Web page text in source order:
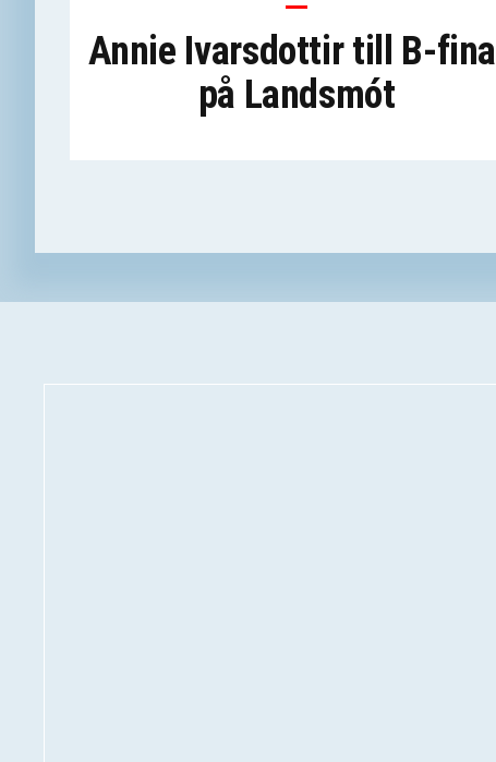
Annie Ivarsdottir till B-final
på Landsmót